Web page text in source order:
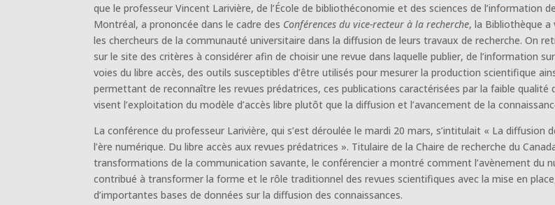
que le professeur Vincent Larivière, de l’École de bibliothéconomie et des sciences de l’information
Montréal, a prononcée dans le cadre des Conférences du vice-recteur à la recherche, la Bibliothèque
les chercheurs de la communauté universitaire dans la diffusion de leurs travaux de recherche. On
sur le site des critères à considérer afin de choisir une revue dans laquelle publier, de l’information
voies du libre accès, des outils susceptibles d’être utilisés pour mesurer la production scientifique
permettant de reconnaître les revues prédatrices, ces publications caractérisées par la faible qualité
visent l’exploitation du modèle d’accès libre plutôt que la diffusion et l’avancement de la
La conférence du professeur Larivière, qui s’est déroulée le mardi 20 mars, s’intitulait « La diffusion
l’ère numérique. Du libre accès aux revues prédatrices ». Titulaire de la Chaire de recherche du
transformations de la communication savante, le conférencier a montré comment l’avènement du
contribué à transformer la forme et le rôle traditionnel des revues scientifiques avec la mise en
d’importantes bases de données sur la diffusion des connaissances.